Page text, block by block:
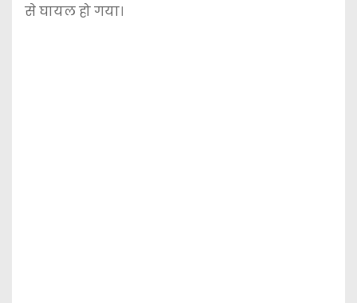
से घायल हो गया।